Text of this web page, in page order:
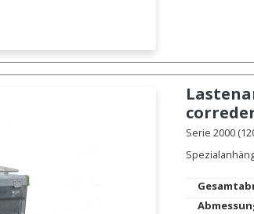
Serie 2000